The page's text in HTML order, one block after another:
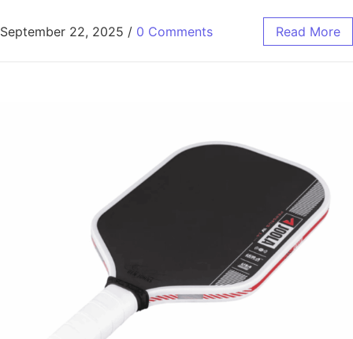
September 22, 2025 / 0 Comments Read More